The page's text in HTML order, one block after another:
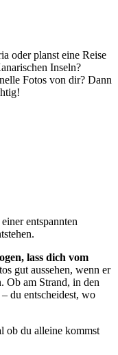
oder planst eine Reise
Inseln?
Fotos von dir? Dann
entspannten
lass dich vom
gut aussehen, wenn er
Ob am Strand, in den
du entscheidest, wo
ob du alleine kommst